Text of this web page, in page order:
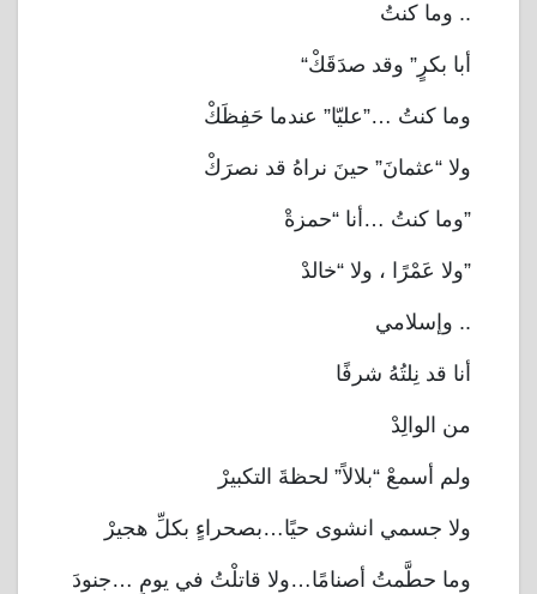
وما كنتُ ..
“أبا بكرٍ” وقد صدَقَكْ
وما كنتُ …”عليّا” عندما حَفِظَكْ
ولا “عثمانَ” حينَ نراهُ قد نصرَكْ
وما كنتُ …أنا “حمزةْ”
ولا عَمْرًا ، ولا “خالدْ”
وإسلامي ..
أنا قد نِلتُهُ شرفًا
من الوالِدْ
ولم أسمعْ “بلالاً” لحظةَ التكبيرْ
ولا جسمي انشوى حيًا…بصحراءٍ بكلِّ هجيرْ
وما حطَّمتُ أصنامًا…ولا قاتلْتُ في يومٍ …جنودَ